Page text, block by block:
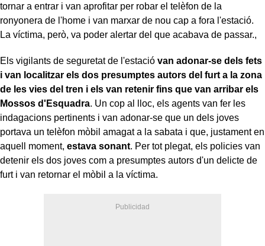
tornar a entrar i van aprofitar per robar el telèfon de la
ronyonera de l'home i van marxar de nou cap a fora l'estació.
La víctima, però, va poder alertar del que acabava de passar.,
Els vigilants de seguretat de l'estació van adonar-se dels fets
i van localitzar els dos presumptes autors del furt a la zona
de les vies del tren i els van retenir fins que van arribar els
Mossos d'Esquadra. Un cop al lloc, els agents van fer les
indagacions pertinents i van adonar-se que un dels joves
portava un telèfon mòbil amagat a la sabata i que, justament en
aquell moment, estava sonant. Per tot plegat, els policies van
detenir els dos joves com a presumptes autors d'un delicte de
furt i van retornar el mòbil a la víctima.